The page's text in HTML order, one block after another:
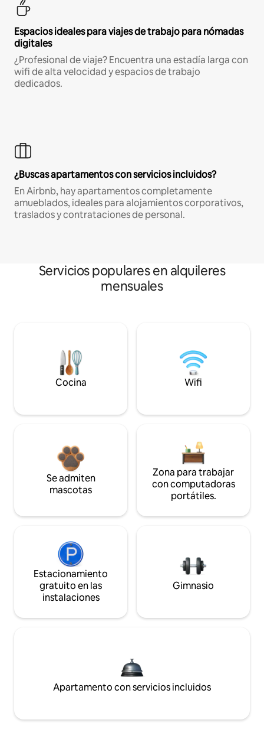
Espacios ideales para viajes de trabajo para nómadas
digitales
¿Profesional de viaje? Encuentra una estadía larga con
wifi de alta velocidad y espacios de trabajo
dedicados.
¿Buscas apartamentos con servicios incluidos?
En Airbnb, hay apartamentos completamente
amueblados, ideales para alojamientos corporativos,
traslados y contrataciones de personal.
Servicios populares en alquileres
mensuales
Cocina Wifi
Se admiten
mascotas
Zona para trabajar
con computadoras
portátiles.
Estacionamiento
gratuito en las
instalaciones
Gimnasio
Apartamento con servicios incluidos